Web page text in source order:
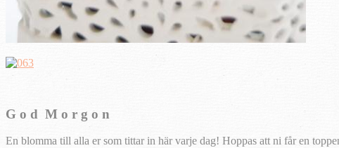
G o d M o r g o n
En blomma till alla er som tittar in här varje dag! Hoppas att ni får en